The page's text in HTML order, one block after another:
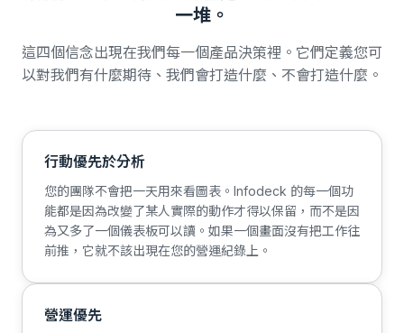
一堆。
這四個信念出現在我們每一個產品決策裡。它們定義您可
以對我們有什麼期待、我們會打造什麼、不會打造什麼。
行動優先於分析
您的團隊不會把一天用來看圖表。Infodeck 的每一個功
能都是因為改變了某人實際的動作才得以保留，而不是因
為又多了一個儀表板可以讀。如果一個畫面沒有把工作往
前推，它就不該出現在您的營運紀錄上。
營運優先